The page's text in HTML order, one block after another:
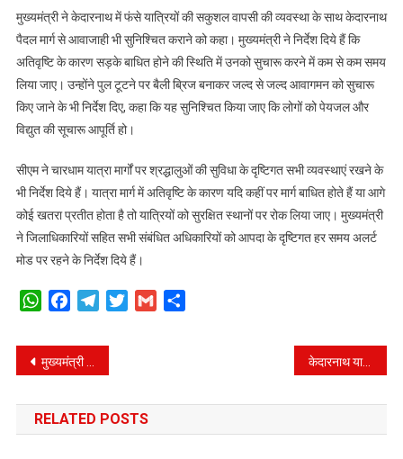
मुख्यमंत्री ने केदारनाथ में फंसे यात्रियों की सकुशल वापसी की व्यवस्था के साथ केदारनाथ
पैदल मार्ग से आवाजाही भी सुनिश्चित कराने को कहा। मुख्यमंत्री ने निर्देश दिये हैं कि
अतिवृष्टि के कारण सड़के बाधित होने की स्थिति में उनको सुचारू करने में कम से कम समय
लिया जाए। उन्होंने पुल टूटने पर बैली ब्रिज बनाकर जल्द से जल्द आवागमन को सुचारू
किए जाने के भी निर्देश दिए, कहा कि यह सुनिश्चित किया जाए कि लोगों को पेयजल और
विद्युत की सूचारू आपूर्ति हो।
सीएम ने चारधाम यात्रा मार्गों पर श्रद्धालुओं की सुविधा के दृष्टिगत सभी व्यवस्थाएं रखने के
भी निर्देश दिये हैं। यात्रा मार्ग में अतिवृष्टि के कारण यदि कहीं पर मार्ग बाधित होते हैं या आगे
कोई खतरा प्रतीत होता है तो यात्रियों को सुरक्षित स्थानों पर रोक लिया जाए। मुख्यमंत्री
ने जिलाधिकारियों सहित सभी संबंधित अधिकारियों को आपदा के दृष्टिगत हर समय अलर्ट
मोड पर रहने के निर्देश दिये हैं।
WhatsAppFacebookTelegramTwitterGmail
Post
navigation
मुख्यमंत्री धामी के निर्देशानुसार रेस्क्यू के साथ राहत एवं उपचार कार्य जारी। केदारनाथ यात्रा मार्गों को ठीक करने के लिए गढ़वाल आयुक्त को बनाया गया नोडल अधिकारी।
RELATED POSTS